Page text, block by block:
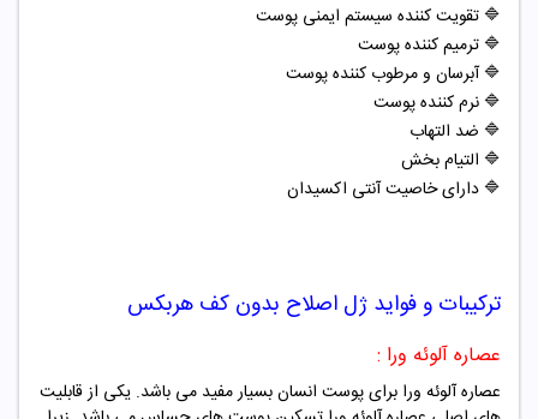
🔷 تقویت کننده سیستم ایمنی پوست
🔷 ترمیم کننده پوست
🔷 آبرسان و مرطوب کننده پوست
🔷 نرم کننده پوست
🔷 ضد التهاب
🔷 التیام بخش
🔷 دارای خاصیت آنتی اکسیدان
ترکیبات و فواید ژل اصلاح بدون کف هربکس
عصاره آلوئه ورا :
عصاره آلوئه ورا برای پوست انسان بسیار مفید می باشد. یکی از قابلیت